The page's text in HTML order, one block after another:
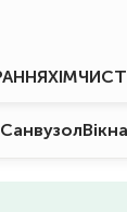
СанвузолВікна